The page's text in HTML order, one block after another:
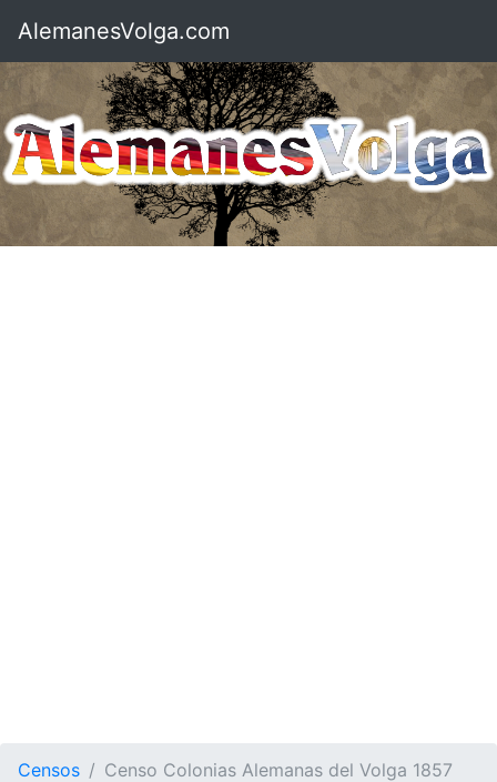
AlemanesVolga.com
Censos Censo Colonias Alemanas del Volga 1857